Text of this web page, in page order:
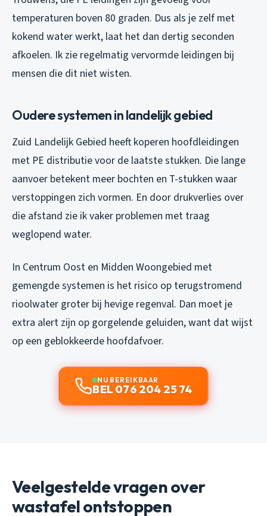
temperaturen boven 80 graden. Dus als je zelf met
kokend water werkt, laat het dan dertig seconden
afkoelen. Ik zie regelmatig vervormde leidingen bij
mensen die dit niet wisten.
Oudere systemen in landelijk gebied
Zuid Landelijk Gebied heeft koperen hoofdleidingen
met PE distributie voor de laatste stukken. Die lange
aanvoer betekent meer bochten en T-stukken waar
verstoppingen zich vormen. En door drukverlies over
die afstand zie ik vaker problemen met traag
weglopend water.
In Centrum Oost en Midden Woongebied met
gemengde systemen is het risico op terugstromend
rioolwater groter bij hevige regenval. Dan moet je
extra alert zijn op gorgelende geluiden, want dat wijst
op een geblokkeerde hoofdafvoer.
NU BEREIKBAAR
BEL 076 204 25 74
Veelgestelde vragen over
wastafel ontstoppen